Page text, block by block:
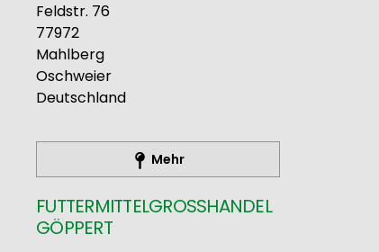
Feldstr. 76
77972
Mahlberg
Oschweier
Deutschland
Mehr
FUTTERMITTELGROSSHANDEL G
ÖPPERT